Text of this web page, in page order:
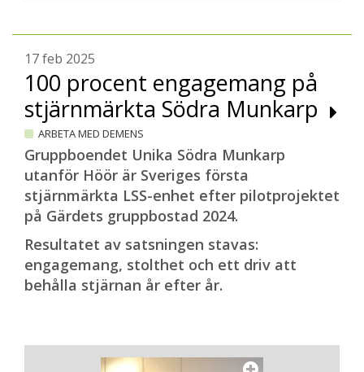
17 feb 2025
100 procent engagemang på
stjärnmärkta Södra Munkarp
ARBETA MED DEMENS
Gruppboendet Unika Södra Munkarp
utanför Höör är Sveriges första
stjärnmärkta LSS-enhet efter pilotprojektet
på Gärdets gruppbostad 2024.
Resultatet av satsningen stavas:
engagemang, stolthet och ett driv att
behålla stjärnan år efter år.